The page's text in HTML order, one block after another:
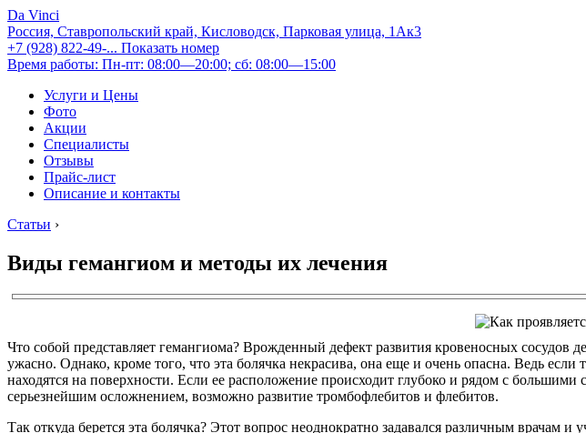
Da Vinci
Россия, Ставропольский край, Кисловодск, Парковая улица, 1Ак3
+7 (928) 822-49-... Показать номер
Время работы: Пн-пт: 08:00—20:00; сб: 08:00—15:00
Услуги и Цены
Фото
Акции
Специалисты
Отзывы
Прайс-лист
Описание и контакты
Статьи ›
Виды гемангиом и методы их лечения
Что собой представляет гемангиома? Врожденный дефект развития кровеносных
ужасно. Однако, кроме того, что эта болячка некрасива, она еще и очень опасна. Ведь
находятся на поверхности. Если ее расположение происходит глубоко и рядом с
серьезнейшим осложнением, возможно развитие тромбофлебитов и флебитов.
Так откуда берется эта болячка? Этот вопрос неоднократно задавался различным врачам